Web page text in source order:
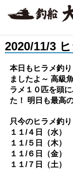
2020/11/3
本日もヒラメ釣
ましたよ～ 高級
ラメ１０匹を頭
た！ 明日も最高
只今のヒラメ釣
１１/４日（水
１１/５日（木
１１/６日（金
１１/７日（土